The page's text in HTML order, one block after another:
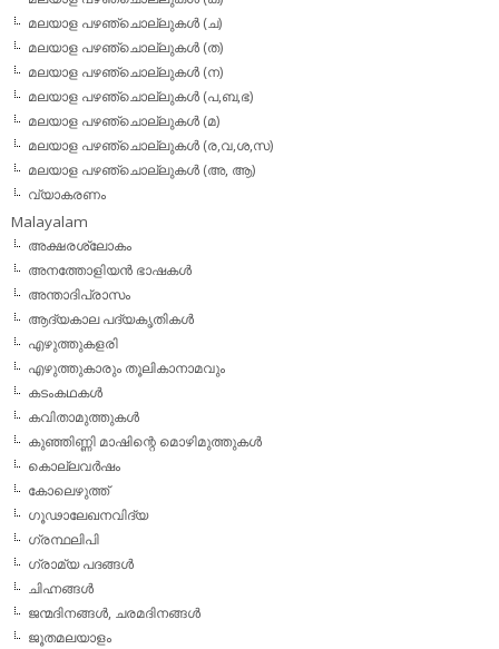
മലയാള പഴഞ്ചൊല്ലുകള്‍ (ച)
മലയാള പഴഞ്ചൊല്ലുകള്‍ (ത)
മലയാള പഴഞ്ചൊല്ലുകള്‍ (ന)
മലയാള പഴഞ്ചൊല്ലുകള്‍ (പ,ബ,ഭ)
മലയാള പഴഞ്ചൊല്ലുകള്‍ (മ)
മലയാള പഴഞ്ചൊല്ലുകള്‍ (ര,വ,ശ,സ)
മലയാള പഴഞ്ചൊല്ലുകൾ (അ, ആ)
വ്യാകരണം
Malayalam
അക്ഷരശ്ലോകം
അനത്തോളിയന്‍ ഭാഷകള്‍
അന്താദിപ്രാസം
ആദ്യകാല പദ്യകൃതികള്‍
എഴുത്തുകളരി
എഴുത്തുകാരും തൂലികാനാമവും
കടംകഥകള്‍
കവിതാമുത്തുകള്‍
കുഞ്ഞിണ്ണി മാഷിന്റെ മൊഴിമുത്തുകള്‍
കൊല്ലവര്‍ഷം
കോലെഴുത്ത്
ഗൂഢാലേഖനവിദ്യ
ഗ്രന്ഥലിപി
ഗ്രാമ്യ പദങ്ങള്‍
ചിഹ്നങ്ങള്‍
ജന്മദിനങ്ങള്‍, ചരമദിനങ്ങള്‍
ജൂതമലയാളം